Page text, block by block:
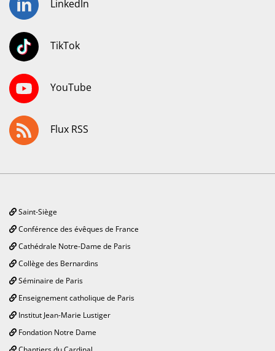
LinkedIn
TikTok
YouTube
Flux RSS
Saint-Siège
Conférence des évêques de France
Cathédrale Notre-Dame de Paris
Collège des Bernardins
Séminaire de Paris
Enseignement catholique de Paris
Institut Jean-Marie Lustiger
Fondation Notre Dame